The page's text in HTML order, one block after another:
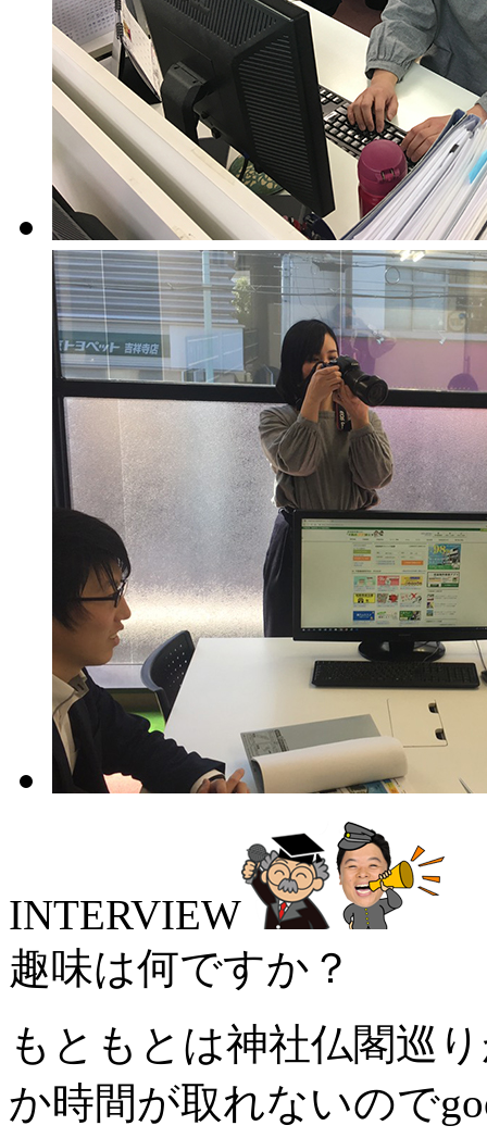
INTERVIEW
趣味は何ですか？
もともとは神社仏閣巡
か時間が取れないので